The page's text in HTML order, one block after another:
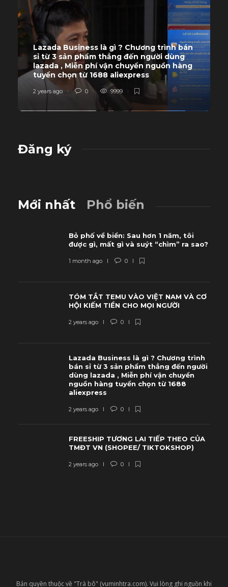
Lazada Business là gì ? Chương trình bán
sỉ từ 3 sản phẩm thẳng đến người dùng
lazada , Miễn phí vận chuyển nguồn hàng
tuyển chọn từ 1688 aliexpress
2 years ago 0 9999
Đăng ký
Mới nhất Phổ biến
Bỏ phố về biển: Sau hơn 1 năm, tôi
được gì, mất gì và suýt “chìm” ra sao?
1 month ago 0
TÓM TẮT TEMU VÀO VIỆT NAM VÀ CƠ
HỘI KIẾM TIỀN CHO MỌI NGƯỜI
2 years ago 0
Lazada Business là gì ? Chương trình
bán sỉ từ 3 sản phẩm thẳng đến người
dùng lazada , Miễn phí vận chuyển
nguồn hàng tuyển chọn từ 1688
aliexpress
2 years ago 0
FREESHIP TƯƠNG LAI TIẾP THEO CỦA
TMĐT VN (SHOPEE/ TIKTOKSHOP)
2 years ago 0
Bản quyền thuộc về "Trà bô" (vuminhtra.com). Vui lòng ghi nguồn khi